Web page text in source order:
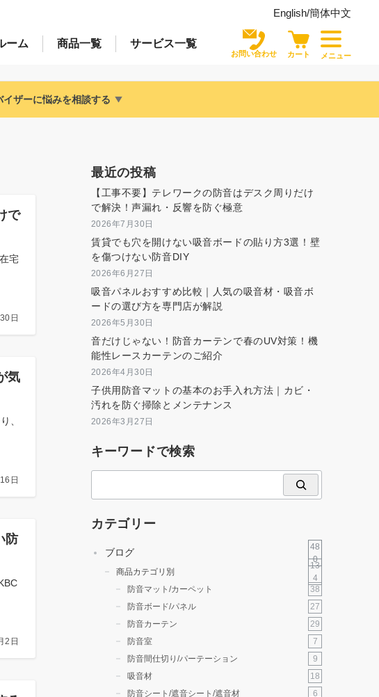
English/簡体中文
ーム 商品一覧 サービス一覧
お問い合わせ カート メニュー
イザーに悩みを相談する
で
宅
日
気
、
日
防
2日
最近の投稿
【工事不要】テレワークの防音はデスク周りだけ
で解決！声漏れ・反響を防ぐ極意
2026年7月30日
賃貸でも穴を開けない吸音ボードの貼り方3選！壁
を傷つけない防音DIY
2026年6月27日
吸音パネルおすすめ比較｜人気の吸音材・吸音ボ
ードの選び方を専門店が解説
2026年5月30日
音だけじゃない！防音カーテンで春のUV対策！機
能性レースカーテンのご紹介
2026年4月30日
子供用防音マットの基本のお手入れ方法｜カビ・
汚れを防ぐ掃除とメンテナンス
2026年3月27日
キーワードで検索
カテゴリー
ブログ
48
0
商品カテゴリ別
13
4
防音マット/カーペット
38
防音ボード/パネル
27
防音カーテン
29
防音室
7
防音間仕切り/パーテーション
9
吸音材
18
防音シート/遮音シート/遮音材
6